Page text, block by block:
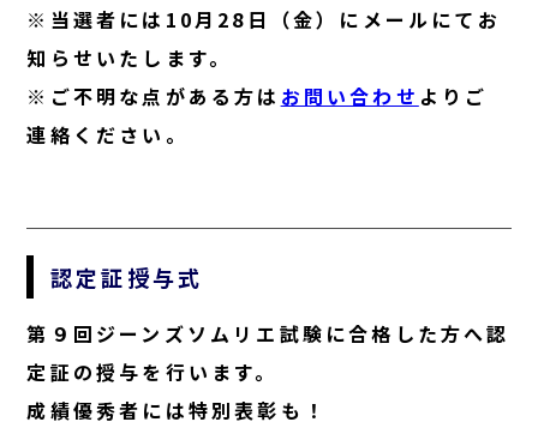
※当選者には10月28日（金）にメールにてお
知らせいたします。
※ご不明な点がある方は お問い合わせ よりご
連絡ください。
認定証授与式
第９回ジーンズソムリエ試験に合格した方へ認
定証の授与を行います。
成績優秀者には特別表彰も！